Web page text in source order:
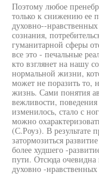
Поэтому любое
только к снижению ее
духовно--
сознания,
гуманитарной сферы
все это - печальные
кто взглянет на нашу
нормальной жизни,
может не поразить то,
жизнь. Сами понятия
вежливости,
изменилось, стало с
можно
(С.Роуз). В результате
затормозиться
более худшего -
пути. Отсюда
духовно -